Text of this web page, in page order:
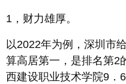
1，财力雄厚。
以2022年为例，深圳市
算高居第一，是排名第2
西建设职业技术学院9．